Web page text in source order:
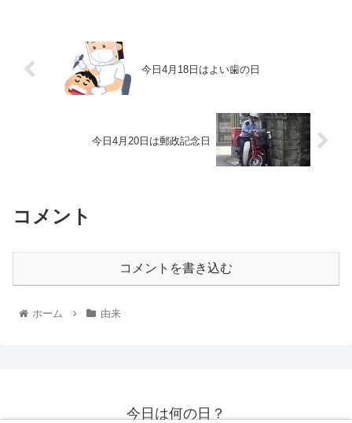
今日4月18日はよい歯の日
今日4月20日は郵政記念日
コメント
コメントを書き込む
ホーム 由来
今日は何の日？